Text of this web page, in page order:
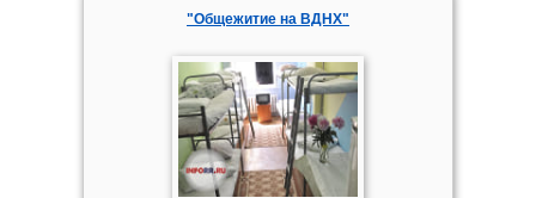
"Общежитие на ВДНХ"